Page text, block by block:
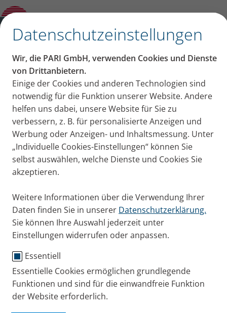
Datenschutzeinstellungen
Wir, die PARI GmbH, verwenden Cookies und Dienste
von Drittanbietern.
Einige der Cookies und anderen Technologien sind
notwendig für die Funktion unserer Website. Andere
helfen uns dabei, unsere Website für Sie zu
verbessern, z. B. für personalisierte Anzeigen und
Werbung oder Anzeigen- und Inhaltsmessung. Unter
„Individuelle Cookies-Einstellungen“ können Sie
selbst auswählen, welche Dienste und Cookies Sie
akzeptieren.
Weitere Informationen über die Verwendung Ihrer
Daten finden Sie in unserer Datenschutzerklärung.
Sie können Ihre Auswahl jederzeit unter
Einstellungen widerrufen oder anpassen.
Essentiell
Essentielle Cookies ermöglichen grundlegende
Funktionen und sind für die einwandfreie Funktion
der Website erforderlich.
Schnupfen schnell loswerden? Das hilft bei
einer verstopften Nase
Schnupfen schnell
loswerden? Das hilft bei
einer verstopften Nase
Eine verstopfte Nase und Schnupfen sind
unangenehm, egal ob die Ursache dafür eine
Erkältung, Sinusitis oder Allergien sind. Hier finden
Sie Tipps, wie Sie die Nase wieder frei bekommen.
Publiziert
Di. 15. Oktober 2024
Erkältung + Husten Tipps + Übungen
Inhalt auf dieser Seite
Tipp 1: Akupressur
Tipp 2: Nasenspray und Nasensalben
Tipp 3: Nasenspülung
Tipp 4: Verneblersystem für die Nase
Tipp 5: Richtig schnäuzen
Tipp 6: Vorbeugen